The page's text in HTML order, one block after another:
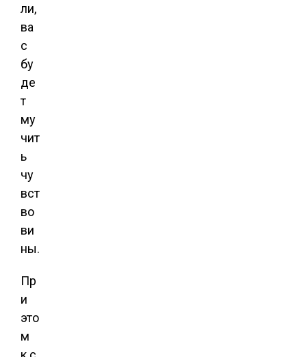
ли,
ва
с
бу
де
т
му
чит
ь
чу
вст
во
ви
ны.
Пр
и
это
м